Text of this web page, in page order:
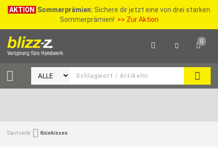
AKTION Sommerprämien: Sichere dir jetzt eine von drei starken
Sommerprämien! >> Zur Aktion
0
Startseite Kniekissen